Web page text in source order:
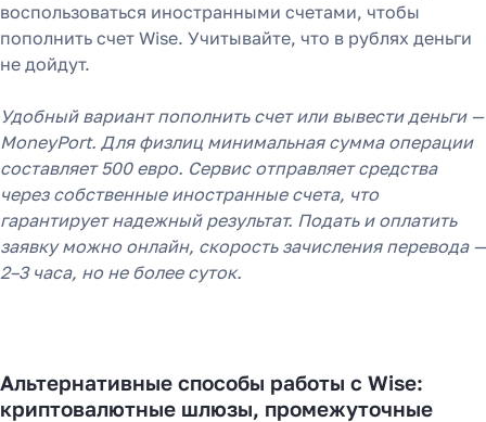
воспользоваться иностранными счетами, чтобы
пополнить счет Wise. Учитывайте, что в рублях деньги
не дойдут.
Удобный вариант пополнить счет или вывести деньги —
MoneyPort. Для физлиц минимальная сумма операции
составляет 500 евро. Сервис отправляет средства
через собственные иностранные счета, что
гарантирует надежный результат. Подать и оплатить
заявку можно онлайн, скорость зачисления перевода —
2–3 часа, но не более суток.
Альтернативные способы работы с Wise:
криптовалютные шлюзы, промежуточные